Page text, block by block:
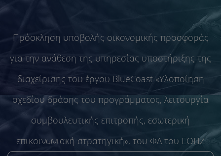
Πρόσκληση υποβολής οικονομικής προσφοράς
για την ανάθεση της υπηρεσίας υποστήριξης της
διαχείρισης του έργου BlueCoast «Υλοποίηση
σχεδίου δράσης του προγράμματος, λειτουργία
συμβουλευτικής επιτροπής, εσωτερική
επικοινωνιακή στρατηγική», του ΦΔ του ΕΘΠΖ